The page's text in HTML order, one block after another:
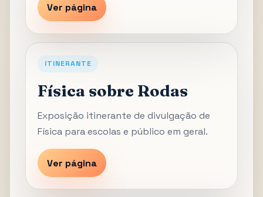
Ver página
ITINERANTE
Física sobre Rodas
Exposição itinerante de divulgação de
Física para escolas e público em geral.
Ver página